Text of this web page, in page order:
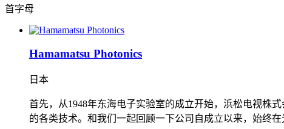
首字母
Hamamatsu Photonics
日本
首先，从1948年东海电子实验室的成立开始，浜松电视株
的各类技术。和我们一起回顾一下公司自成立以来，始终在